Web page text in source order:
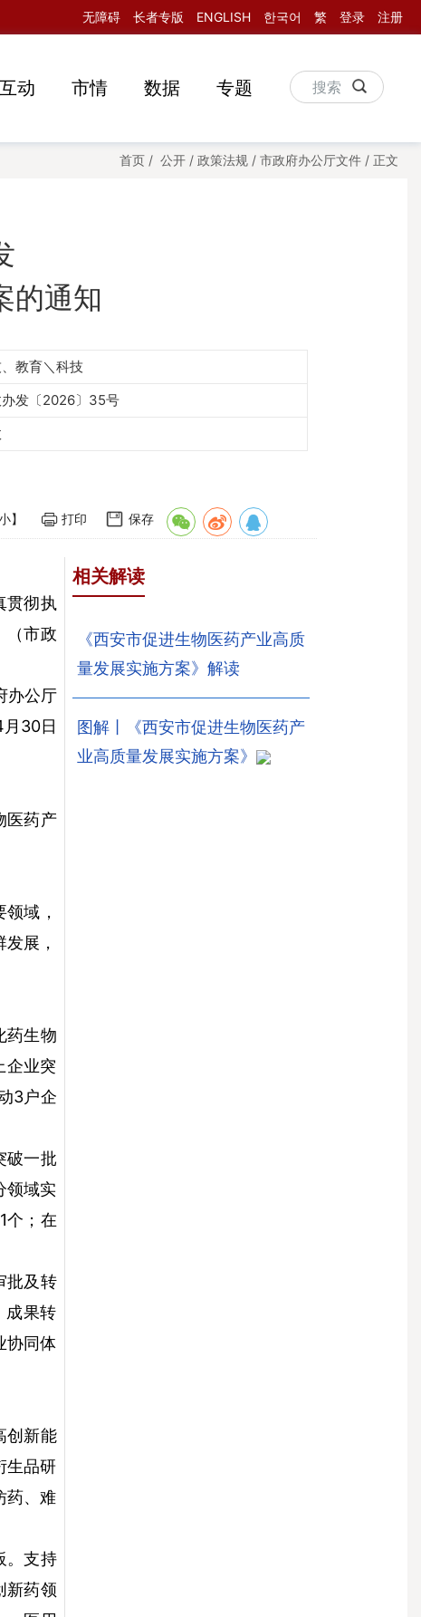
无障碍 长者专版 ENGLISH 한국어 繁 登录 注册
互动 市情 数据 专题 搜索
首页 / 公开 / 政策法规 / 市政府办公厅文件 / 正文
的通知
教育＼科技
发〔2026〕35号
】 打印 保存
贯彻执
（市政
办公厅
30日
医药产
域，
展，
药生物
企业突
3户企
破一批
领域实
个；在
批及转
成果转
协同体
创新能
生品研
药、难
。支持
新药领
相关解读
《西安市促进生物医药产业高质
量发展实施方案》解读
图解丨《西安市促进生物医药产
业高质量发展实施方案》